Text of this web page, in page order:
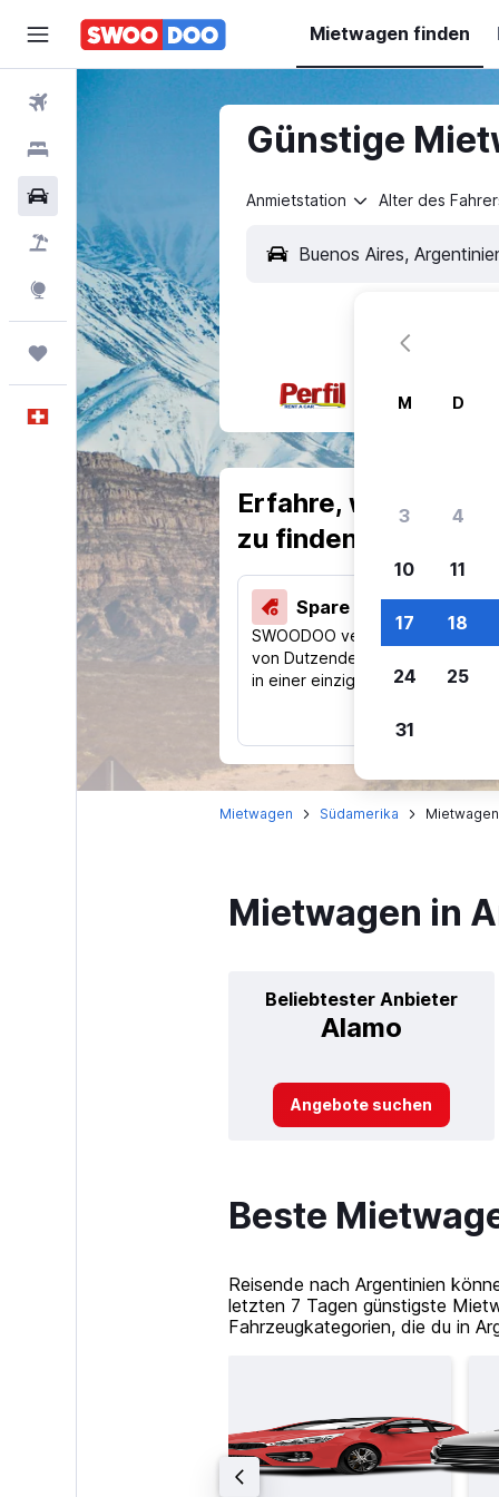
Mietwagen finden
Flüge
Pauschalreisen
FERIEN
Explore
Trips
Deutsch
Günstige
Anmietstation Alter des
Erfahre, warum
zu finden.
Spare 40 % und mehr
SWOODOO vergleicht Preise
von Dutzenden Reise-Websites
in einer einzigen Suche.
Mietwagen Südamerika
Mietwagen in
Beliebtester Anbieter
Alamo
Angebote suchen
Beste
Reisende nach Argentinien
letzten 7 Tagen günstigste
Fahrzeugkategorien, die du in
M D
3 4
10 11
17 18
24 25
31